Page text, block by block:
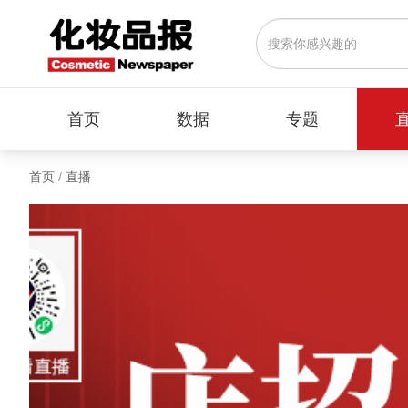
首页 数据 专题
首页 / 直播